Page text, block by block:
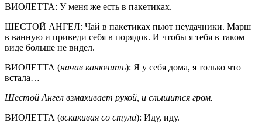
ВИОЛЕТТА: У меня же есть в пакетиках.
ШЕСТОЙ АНГЕЛ: Чай в пакетиках пьют неудачники. Марш
в ванную и приведи себя в порядок. И чтобы я тебя в таком
виде больше не видел.
ВИОЛЕТТА (начав канючить): Я у себя дома, я только что
встала…
Шестой Ангел взмахивает рукой, и слышится гром.
ВИОЛЕТТА (вскакивая со стула): Иду, иду.